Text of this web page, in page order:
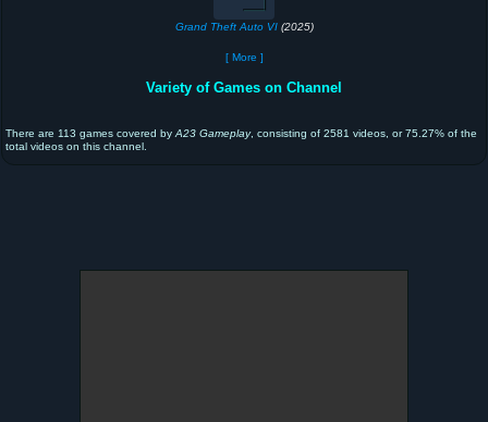
Grand Theft Auto VI (2025)
[ More ]
Variety of Games on Channel
There are 113 games covered by A23 Gameplay, consisting of 2581 videos, or 75.27% of the
total videos on this channel.